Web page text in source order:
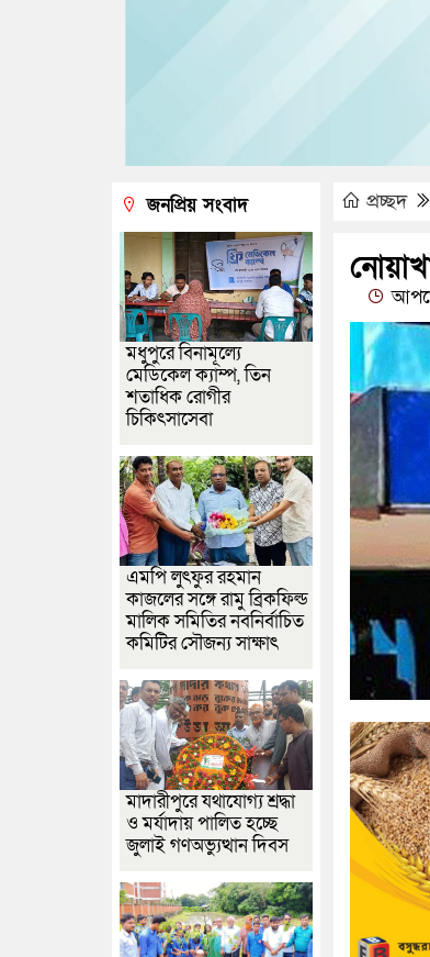
প্রচ্ছদ
জনপ্রিয় সংবাদ
মধুপুরে বিনামূল্যে
মেডিকেল ক্যাম্প, তিন
শতাধিক রোগীর
চিকিৎসাসেবা
এমপি লুৎফুর রহমান
কাজলের সঙ্গে রামু ব্রিকফিল্ড
মালিক সমিতির নবনির্বাচিত
কমিটির সৌজন্য সাক্ষাৎ
মাদারীপুরে যথাযোগ্য শ্রদ্ধা
ও মর্যাদায় পালিত হচ্ছে
জুলাই গণঅভ্যুত্থান দিবস